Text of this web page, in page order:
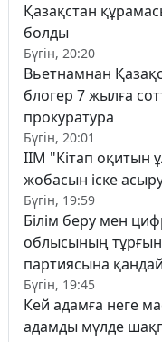
Қазақстан
болды
Бүгін, 20:20
Вьетнамнан
блогер 7 жылға
прокуратура
Бүгін, 20:01
ІІМ "Кітап оқитын
жобасын іске
Бүгін, 19:59
Білім беру мен
облысының
партиясына
Бүгін, 19:45
Кей адамға неге
адамды мүлде